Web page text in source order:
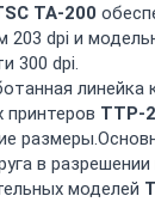
ТА-200
203 dpi и
300 dpi.
линейка
TTP-
в разрешении
моделей